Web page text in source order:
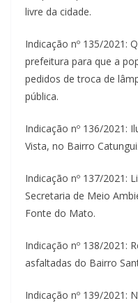
livre da cidade.
Indicação nº 135/2021:
prefeitura para que a
pedidos de troca de
pública.
Indicação nº 136/2021:
Vista, no Bairro Catungui.
Indicação nº 137/2021:
Secretaria de Meio
Fonte do Mato.
Indicação nº 138/2021:
asfaltadas do Bairro
Indicação nº 139/2021: